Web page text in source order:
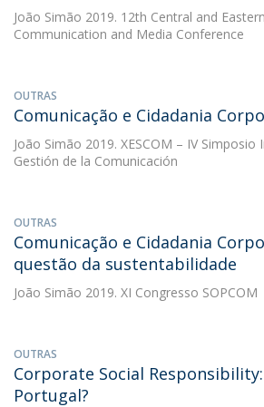
João Simão 2019. 12th Central and
Communication and Media Conference
OUTRAS
Comunicação e Cidadania
João Simão 2019. XESCOM – IV
Gestión de la Comunicación
OUTRAS
Comunicação e Cidadania
questão da sustentabilidade
João Simão 2019. XI Congresso SOPCOM
OUTRAS
Corporate Social
Portugal?